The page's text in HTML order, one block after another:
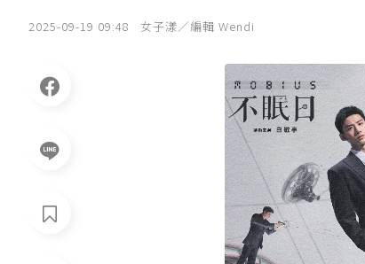
2025-09-19 09:48 女子漾／編輯 Wendi